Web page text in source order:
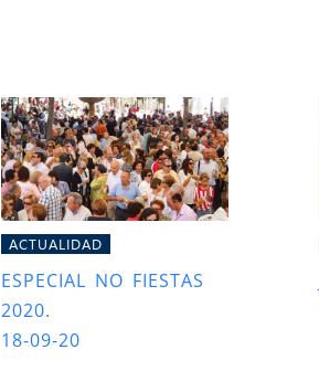
ACTUALIDAD
ESPECIAL NO FIESTAS
2020.
18-09-20